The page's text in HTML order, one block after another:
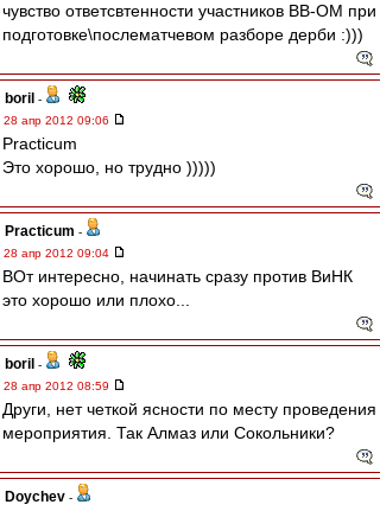
чувство ответсвтенности участников ВВ-ОМ при
подготовке\послематчевом разборе дерби :)))
boril -
28 апр 2012 09:06
Practicum
Это хорошо, но трудно )))))
Practicum -
28 апр 2012 09:04
ВОт интересно, начинать сразу против ВиНК
это хорошо или плохо...
boril -
28 апр 2012 08:59
Други, нет четкой ясности по месту проведения
мероприятия. Так Алмаз или Сокольники?
Doychev -